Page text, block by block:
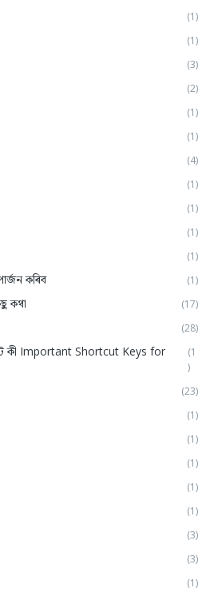
(1)
(1)
(3)
(2)
(1)
(1)
(4)
(1)
(1)
(1)
(1)
কৰিব (1)
কথা (17)
(28)
কী Important Shortcut Keys for
(1
)
(23)
(1)
(1)
(1)
(1)
(1)
(3)
(3)
(1)